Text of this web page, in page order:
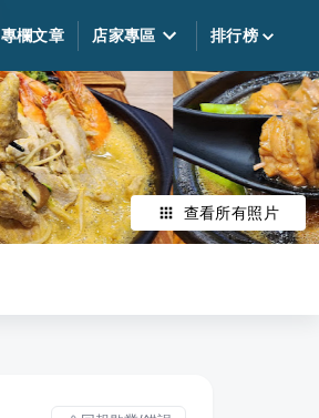
專欄文章 店家專區 排行榜
查看所有照片